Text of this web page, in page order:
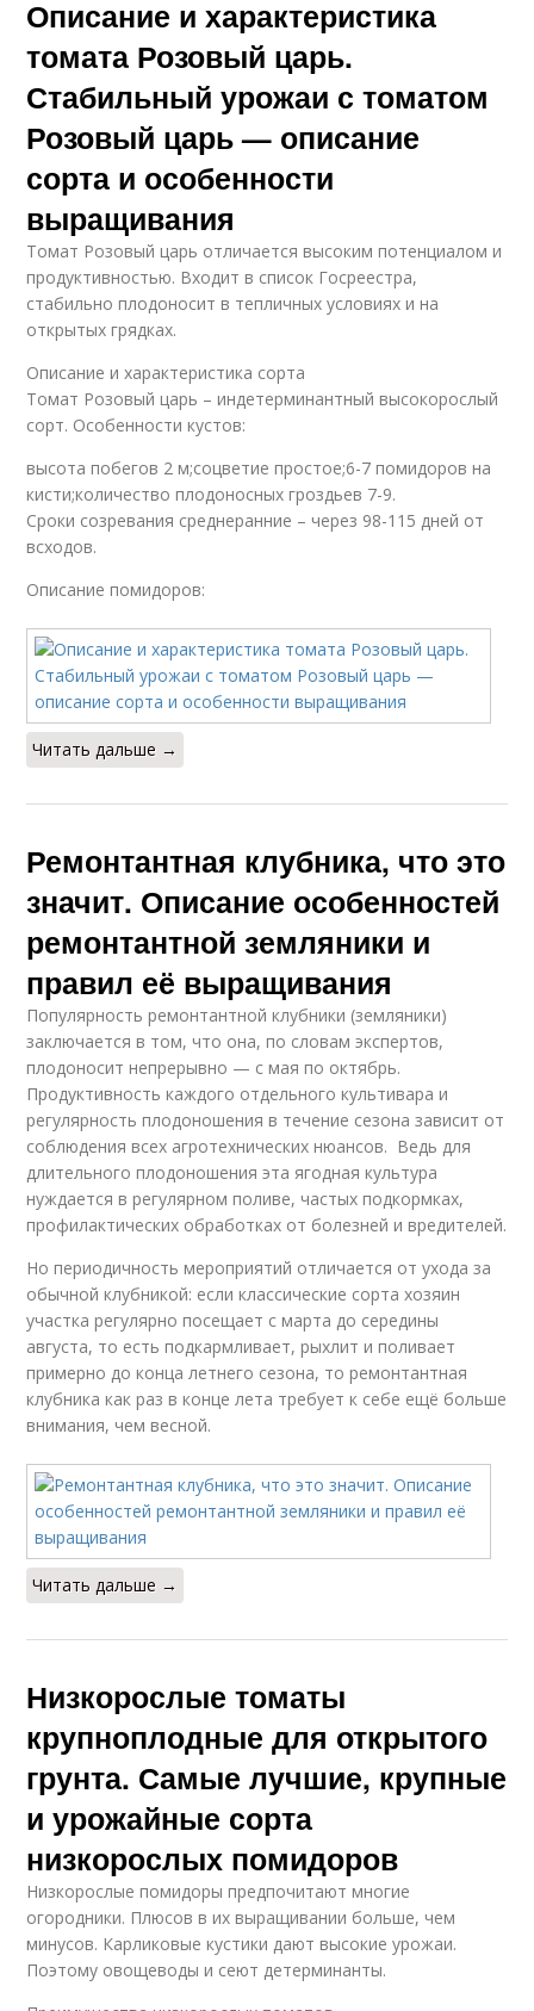
Описание и характеристика
томата Розовый царь.
Стабильный урожаи с томатом
Розовый царь — описание
сорта и особенности
выращивания
Томат Розовый царь отличается высоким потенциалом и
продуктивностью. Входит в список Госреестра,
стабильно плодоносит в тепличных условиях и на
открытых грядках.
Описание и характеристика сорта
Томат Розовый царь – индетерминантный высокорослый
сорт. Особенности кустов:
высота побегов 2 м;соцветие простое;6-7 помидоров на
кисти;количество плодоносных гроздьев 7-9.
Сроки созревания среднеранние – через 98-115 дней от
всходов.
Описание помидоров:
Читать дальше →
Ремонтантная клубника, что это
значит. Описание особенностей
ремонтантной земляники и
правил её выращивания
Популярность ремонтантной клубники (земляники)
заключается в том, что она, по словам экспертов,
плодоносит непрерывно — с мая по октябрь.
Продуктивность каждого отдельного культивара и
регулярность плодоношения в течение сезона зависит от
соблюдения всех агротехнических нюансов. Ведь для
длительного плодоношения эта ягодная культура
нуждается в регулярном поливе, частых подкормках,
профилактических обработках от болезней и вредителей.
Но периодичность мероприятий отличается от ухода за
обычной клубникой: если классические сорта хозяин
участка регулярно посещает с марта до середины
августа, то есть подкармливает, рыхлит и поливает
примерно до конца летнего сезона, то ремонтантная
клубника как раз в конце лета требует к себе ещё больше
внимания, чем весной.
Читать дальше →
Низкорослые томаты
крупноплодные для открытого
грунта. Самые лучшие, крупные
и урожайные сорта
низкорослых помидоров
Низкорослые помидоры предпочитают многие
огородники. Плюсов в их выращивании больше, чем
минусов. Карликовые кустики дают высокие урожаи.
Поэтому овощеводы и сеют детерминанты.